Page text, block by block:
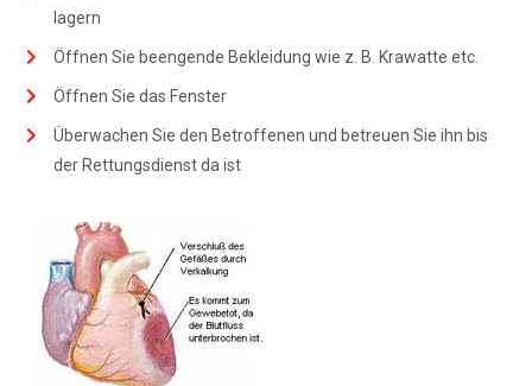
lagern
Öffnen Sie beengende Bekleidung wie z. B. Krawatte etc.
Öffnen Sie das Fenster
Überwachen Sie den Betroffenen und betreuen Sie ihn bis
der Rettungsdienst da ist